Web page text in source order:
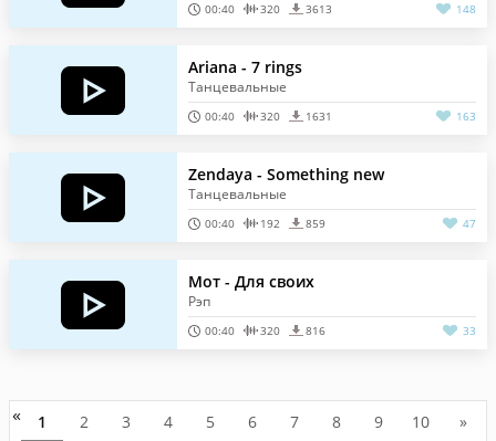
00:40 320 3613 148
Ariana - 7 rings
Танцевальные
00:40 320 1631 163
Zendaya - Something new
Танцевальные
00:40 192 859 47
Мот - Для своих
Рэп
00:40 320 816 33
« 1 2 3 4 5 6 7 8 9 10 »